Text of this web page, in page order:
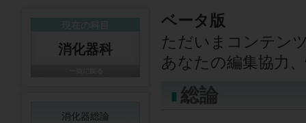
ベータ版
ただいまコンテン
あなたの編集協力
総論
消化器科
消化器総論